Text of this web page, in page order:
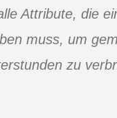
Attribute, die
muss, um
zu